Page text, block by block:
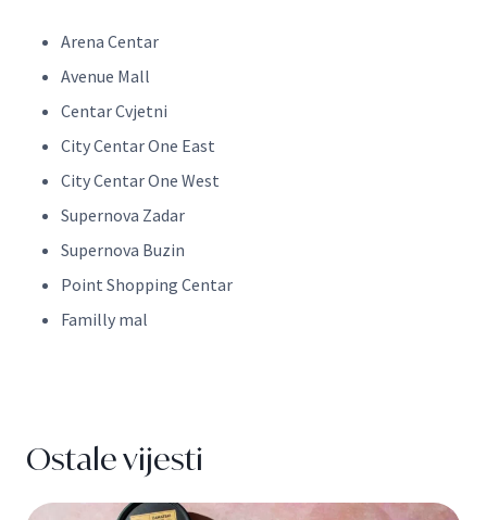
Arena Centar
Avenue Mall
Centar Cvjetni
City Centar One East
City Centar One West
Supernova Zadar
Supernova Buzin
Point Shopping Centar
Familly mal
Ostale vijesti